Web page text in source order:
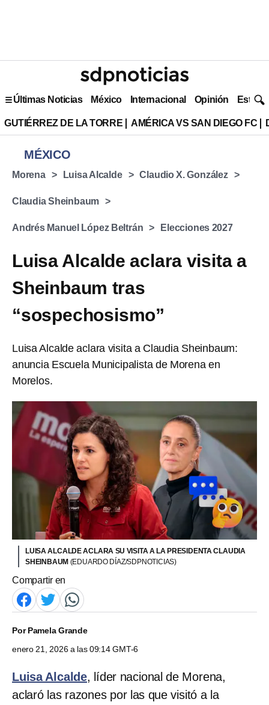
Últimas Noticias México Internacional Opinión Estilo
GUTIÉRREZ DE LA TORRE AMÉRICA VS SAN DIEGO FC
MÉXICO
Morena Luisa Alcalde Claudio X. González
Claudia Sheinbaum
Andrés Manuel López Beltrán Elecciones 2027
Luisa Alcalde aclara visita a
Sheinbaum tras
“sospechosismo”
Luisa Alcalde aclara visita a Claudia Sheinbaum:
anuncia Escuela Municipalista de Morena en
Morelos.
LUISA ALCALDE ACLARA SU VISITA A LA PRESIDENTA CLAUDIA
SHEINBAUM (EDUARDO DÍAZ/SDPNOTICIAS)
Compartir en
PorPamela Grande
enero 21, 2026 a las 09:14 GMT-6
Luisa Alcalde, líder nacional de Morena,
aclaró las razones por las que visitó a la